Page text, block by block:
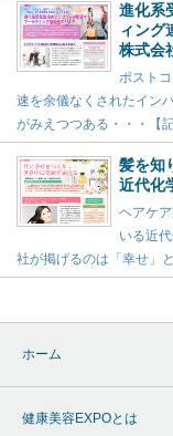
進化系
ィング
株式会
ポスト
速を余儀なくされたイン
がみえつつある・・・【記
髪を知
近代化
ヘアケ
いる近
社が掲げるのは「幸せ」
ホーム
健康美容EXPOとは